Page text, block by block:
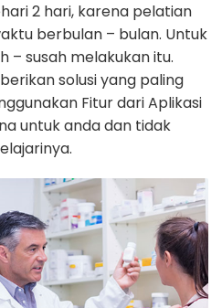
2 hari, karena pelatian
berbulan – bulan. Untuk
– susah melakukan itu.
solusi yang paling
Fitur dari Aplikasi
untuk anda dan tidak